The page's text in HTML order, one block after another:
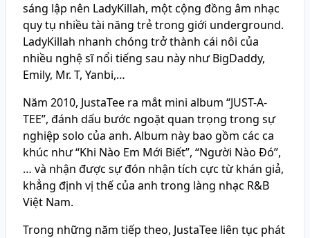
sáng lập nên LadyKillah, một cộng đồng âm nhạc
quy tụ nhiều tài năng trẻ trong giới underground.
LadyKillah nhanh chóng trở thành cái nôi của
nhiều nghệ sĩ nổi tiếng sau này như BigDaddy,
Emily, Mr. T, Yanbi,…
Năm 2010, JustaTee ra mắt mini album “JUST-A-
TEE”, đánh dấu bước ngoặt quan trọng trong sự
nghiệp solo của anh. Album này bao gồm các ca
khúc như “Khi Nào Em Mới Biết”, “Người Nào Đó”,
… và nhận được sự đón nhận tích cực từ khán giả,
khẳng định vị thế của anh trong làng nhạc R&B
Việt Nam.
Trong những năm tiếp theo, JustaTee liên tục phát